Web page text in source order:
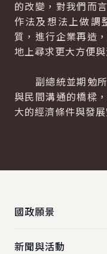
的改變，對我們而
作法及想法上做調
質，進行企業再造
地上尋求更大方便與
副總統並期勉所
與民間溝通的橋樑
大的經濟條件與發展
國政願景
新聞與活動